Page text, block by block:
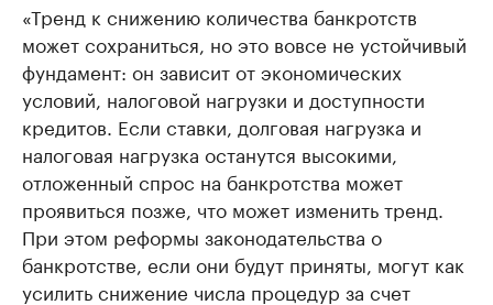
«Тренд к снижению количества банкротств
может сохраниться, но это вовсе не устойчивый
фундамент: он зависит от экономических
условий, налоговой нагрузки и доступности
кредитов. Если ставки, долговая нагрузка и
налоговая нагрузка останутся высокими,
отложенный спрос на банкротства может
проявиться позже, что может изменить тренд.
При этом реформы законодательства о
банкротстве, если они будут приняты, могут как
усилить снижение числа процедур за счет